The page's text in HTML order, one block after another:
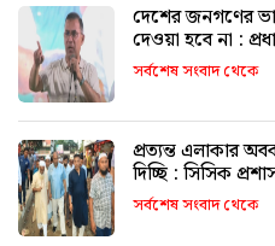
দেশের জনগণের
দেওয়া হবে না :
সর্বশেষ সংবাদ থেকে
প্রত্যন্ত এলাকার
দিচ্ছি : সিসিক
সর্বশেষ সংবাদ থেকে